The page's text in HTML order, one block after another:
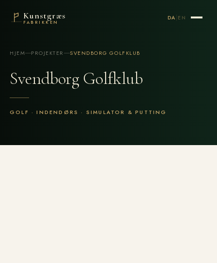
Kunstgræs
FABRIKKEN
DA | EN
HJEM PROJEKTER SVENDBORG GOLFKLUB
Svendborg Golfklub
GOLF · INDENDØRS · SIMULATOR & PUTTING